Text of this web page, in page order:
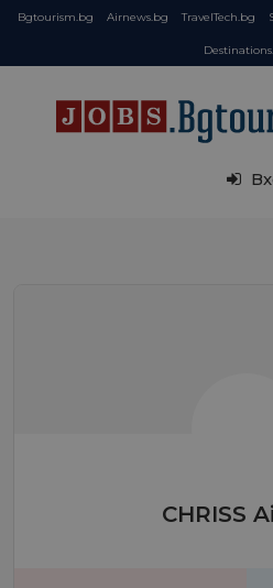
Bgtourism.bg Airnews.bg TravelTech.bg
CHRISS